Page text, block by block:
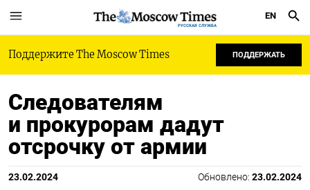
РУССКАЯ СЛУЖБА
EN
Поддержите The Moscow Times ПОДДЕРЖАТЬ
Следователям
и прокурорам дадут
отсрочку от армии
23.02.2024 Обновлено: 23.02.2024